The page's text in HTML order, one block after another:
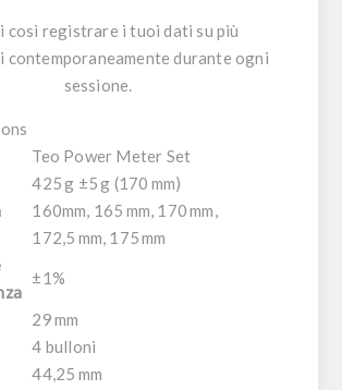
così registrare i tuoi dati su più
contemporaneamente durante ogni
sessione.
Teo Power Meter Set
425 g ±5 g (170 mm)
160mm, 165 mm, 170 mm,
172,5 mm, 175 mm
±1%
29 mm
4 bulloni
44,25 mm